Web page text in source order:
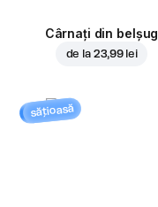
Cârnați din belșug
de la 23,99 lei
sățioasă